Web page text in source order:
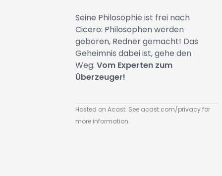
Seine Philosophie ist frei nach
Cicero: Philosophen werden
geboren, Redner gemacht! Das
Geheimnis dabei ist, gehe den
Weg: Vom Experten zum
Überzeuger!
Hosted on Acast. See acast.com/privacyfor
more information.